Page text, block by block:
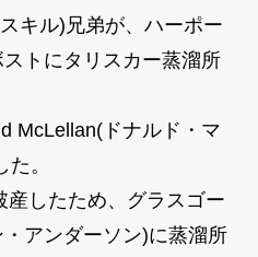
キル)兄弟が、ハーポー
トにタリスカー蒸溜所
McLellan(ドナルド・マ
。
産したため、グラスゴー
アンダーソン)に蒸溜所